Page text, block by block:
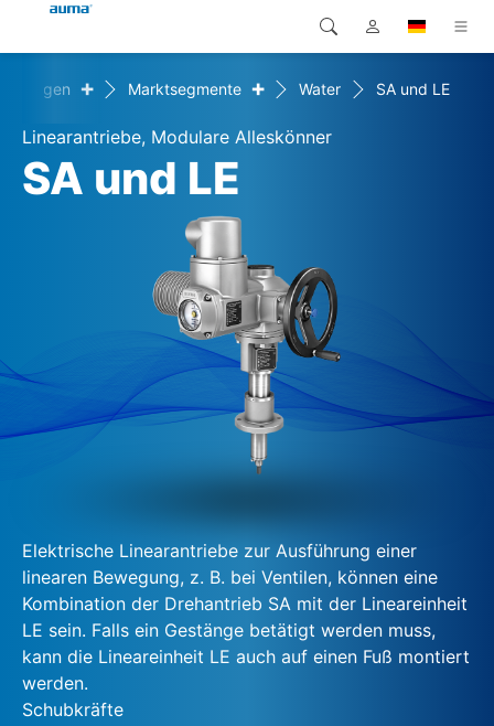
Produkte
Lösungen
Unternehmen
Kontakt
Global
Europa
Asien und Pazifik
Nordamerika
Suche
Lösungen + Marktsegmente + Water SA und LE
Linearantriebe, Modulare Alleskönner
SA und LE
Elektrische Linearantriebe zur Ausführung einer
linearen Bewegung, z. B. bei Ventilen, können eine
Kombination der Drehantrieb SA mit der Lineareinheit
LE sein. Falls ein Gestänge betätigt werden muss,
kann die Lineareinheit LE auch auf einen Fuß montiert
werden.
Schubkräfte